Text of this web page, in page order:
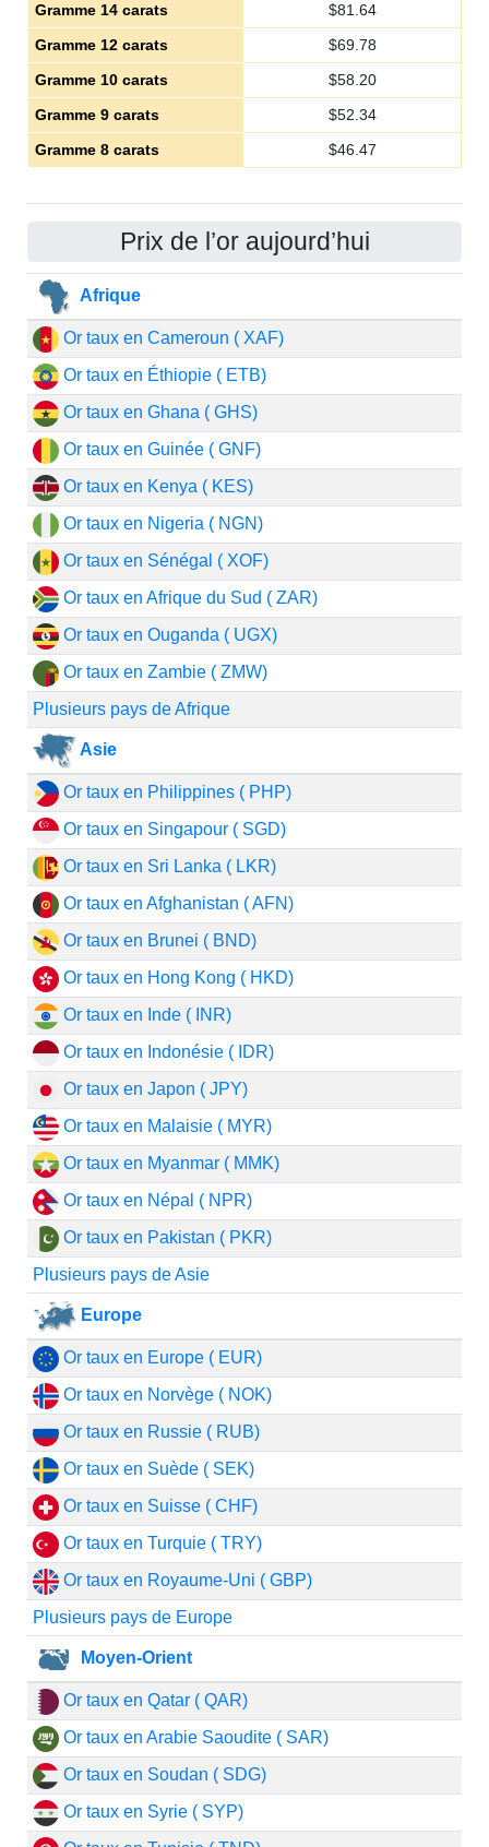
Gramme 14 carats $81.64
Gramme 12 carats
$69.78
Gramme 10 carats
$58.20
Gramme 9 carats
$52.34
Gramme 8 carats
$46.47
Prix de l’or aujourd’hui
Afrique
Or taux en Cameroun ( XAF)
Or taux en Éthiopie ( ETB)
Or taux en Ghana ( GHS)
Or taux en Guinée ( GNF)
Or taux en Kenya ( KES)
Or taux en Nigeria ( NGN)
Or taux en Sénégal ( XOF)
Or taux en Afrique du Sud ( ZAR)
Or taux en Ouganda ( UGX)
Or taux en Zambie ( ZMW)
Plusieurs pays de Afrique
Asie
Or taux en Philippines ( PHP)
Or taux en Singapour ( SGD)
Or taux en Sri Lanka ( LKR)
Or taux en Afghanistan ( AFN)
Or taux en Brunei ( BND)
Or taux en Hong Kong ( HKD)
Or taux en Inde ( INR)
Or taux en Indonésie ( IDR)
Or taux en Japon ( JPY)
Or taux en Malaisie ( MYR)
Or taux en Myanmar ( MMK)
Or taux en Népal ( NPR)
Or taux en Pakistan ( PKR)
Plusieurs pays de Asie
Europe
Or taux en Europe ( EUR)
Or taux en Norvège ( NOK)
Or taux en Russie ( RUB)
Or taux en Suède ( SEK)
Or taux en Suisse ( CHF)
Or taux en Turquie ( TRY)
Or taux en Royaume-Uni ( GBP)
Plusieurs pays de Europe
Moyen-Orient
Or taux en Qatar ( QAR)
Or taux en Arabie Saoudite ( SAR)
Or taux en Soudan ( SDG)
Or taux en Syrie ( SYP)